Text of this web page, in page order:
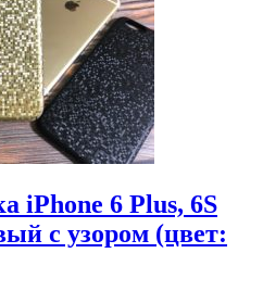
iPhone 6 Plus, 6S
с узором (цвет: